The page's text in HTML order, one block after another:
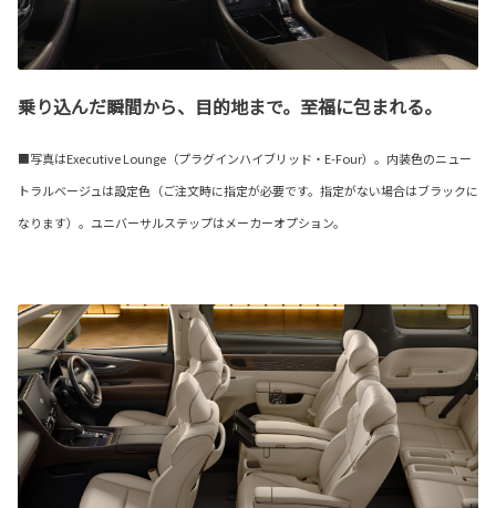
乗り込んだ瞬間から、目的地まで。至福に包まれる。
■写真はExecutive Lounge（プラグインハイブリッド・E-Four）。内装色のニュー
トラルベージュは設定色（ご注文時に指定が必要です。指定がない場合はブラックに
なります）。ユニバーサルステップはメーカーオプション。